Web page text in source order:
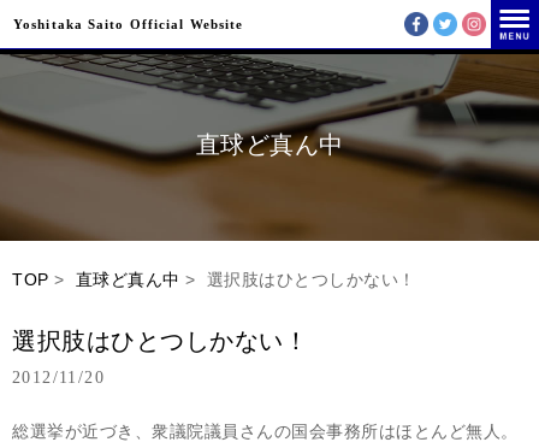
Yoshitaka Saito Official Website
直球ど真ん中
TOP > 直球ど真ん中 > 選択肢はひとつしかない！
選択肢はひとつしかない！
2012/11/20
総選挙が近づき、衆議院議員さんの国会事務所はほとんど無人。